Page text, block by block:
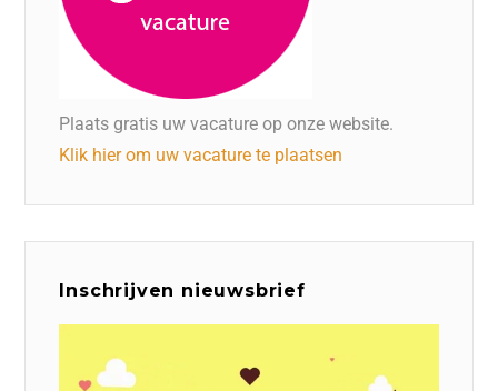
Plaats gratis uw vacature op onze website.
Klik hier om uw vacature te plaatsen
Inschrijven nieuwsbrief